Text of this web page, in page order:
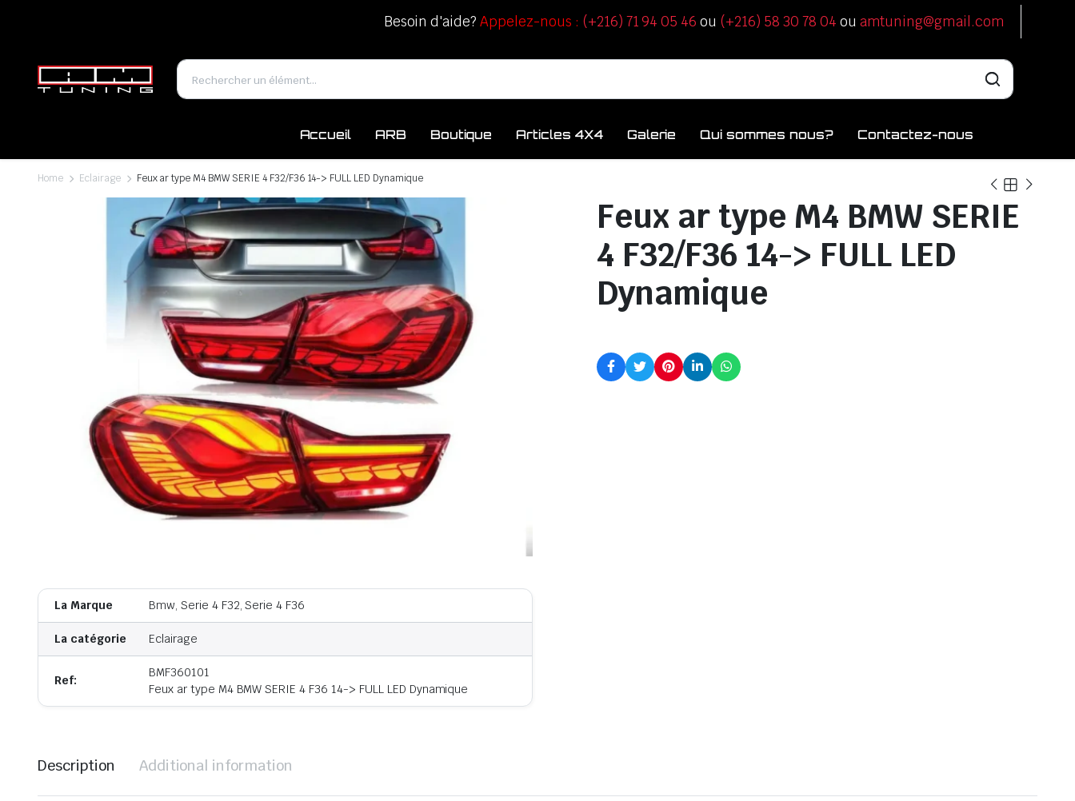
Besoin d'aide?Appelez-nous : (+216) 71 94 05 46 ou (+216) 58 30 78 04 ou amtuning@gmail.com
Accueil ARB Boutique Articles 4X4 Galerie Qui sommes nous? Contactez-nous
Home Eclairage Feux ar type M4 BMW SERIE 4 F32/F36 14-> FULL LED Dynamique
La Marque Bmw, Serie 4 F32, Serie 4 F36
La catégorie Eclairage
Ref:
BMF360101
Feux ar type M4 BMW SERIE 4 F36 14-> FULL LED Dynamique
Feux ar type M4 BMW SERIE
4 F32/F36 14-> FULL LED
Dynamique
Description Additional information